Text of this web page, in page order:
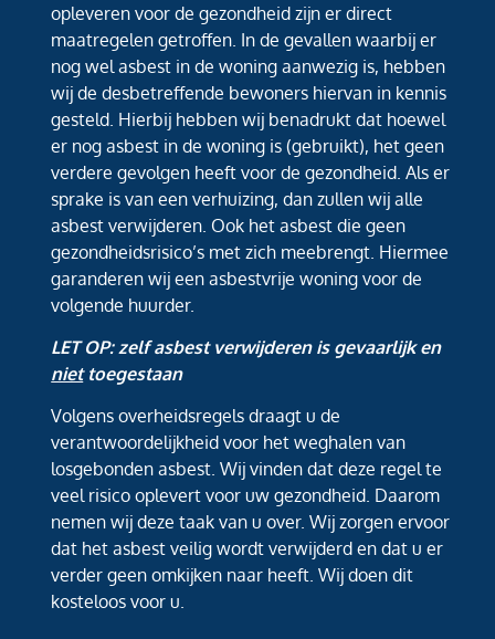
opleveren voor de gezondheid zijn er direct
maatregelen getroffen. In de gevallen waarbij er
nog wel asbest in de woning aanwezig is, hebben
wij de desbetreffende bewoners hiervan in kennis
gesteld. Hierbij hebben wij benadrukt dat hoewel
er nog asbest in de woning is (gebruikt), het geen
verdere gevolgen heeft voor de gezondheid. Als er
sprake is van een verhuizing, dan zullen wij alle
asbest verwijderen. Ook het asbest die geen
gezondheidsrisico’s met zich meebrengt. Hiermee
garanderen wij een asbestvrije woning voor de
volgende huurder.
LET OP: zelf asbest verwijderen is gevaarlijk en
niettoegestaan
Volgens overheidsregels draagt u de
verantwoordelijkheid voor het weghalen van
losgebonden asbest. Wij vinden dat deze regel te
veel risico oplevert voor uw gezondheid. Daarom
nemen wij deze taak van u over. Wij zorgen ervoor
dat het asbest veilig wordt verwijderd en dat u er
verder geen omkijken naar heeft. Wij doen dit
kosteloos voor u.